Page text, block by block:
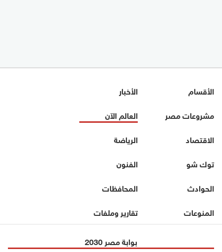
الأقسام
الأخبار
مشروعات مصر
العالم الآن
الاقتصاد
الرياضة
توك شو
الفنون
الحوادث
المحافظات
المنوعات
تقارير وملفات
بوابة مصر 2030